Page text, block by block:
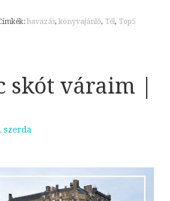
havazás,könyvajánló, Tél, Top5
skót váraim |
szerda